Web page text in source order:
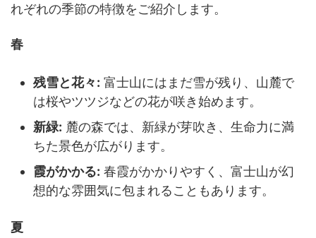
れぞれの季節の特徴をご紹介します。
春
残雪と花々: 富士山にはまだ雪が残り、山麓で
は桜やツツジなどの花が咲き始めます。
新緑: 麓の森では、新緑が芽吹き、生命力に満
ちた景色が広がります。
霞がかかる: 春霞がかかりやすく、富士山が幻
想的な雰囲気に包まれることもあります。
夏